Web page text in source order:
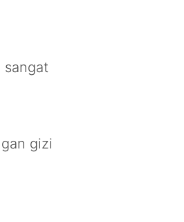
sangat
gizi